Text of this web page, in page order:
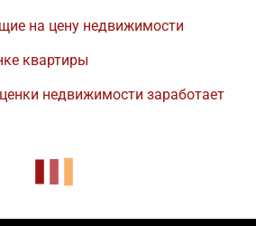
на цену недвижимости
квартиры
недвижимости заработает